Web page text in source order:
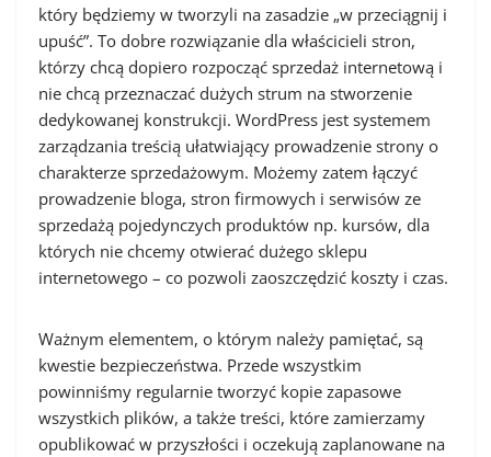
który będziemy w tworzyli na zasadzie „w przeciągnij i
upuść”. To dobre rozwiązanie dla właścicieli stron,
którzy chcą dopiero rozpocząć sprzedaż internetową i
nie chcą przeznaczać dużych strum na stworzenie
dedykowanej konstrukcji. WordPress jest systemem
zarządzania treścią ułatwiający prowadzenie strony o
charakterze sprzedażowym. Możemy zatem łączyć
prowadzenie bloga, stron firmowych i serwisów ze
sprzedażą pojedynczych produktów np. kursów, dla
których nie chcemy otwierać dużego sklepu
internetowego – co pozwoli zaoszczędzić koszty i czas.
Ważnym elementem, o którym należy pamiętać, są
kwestie bezpieczeństwa. Przede wszystkim
powinniśmy regularnie tworzyć kopie zapasowe
wszystkich plików, a także treści, które zamierzamy
opublikować w przyszłości i oczekują zaplanowane na